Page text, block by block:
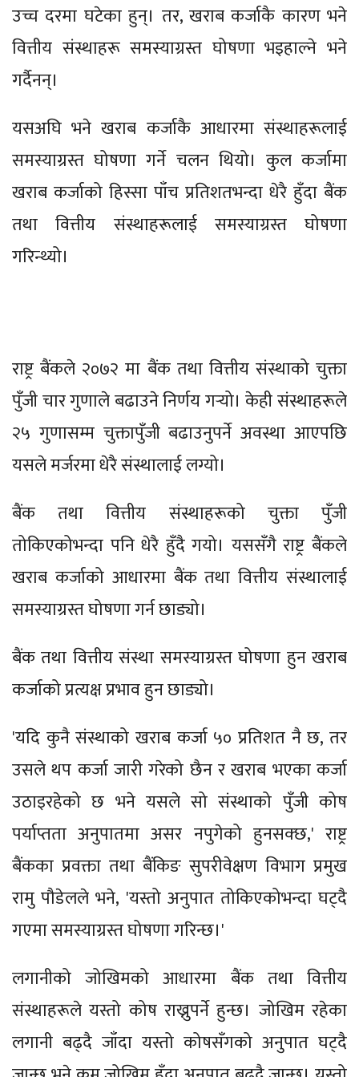
उच्च दरमा घटेका हुन्। तर, खराब कर्जाकै कारण भने
वित्तीय संस्थाहरू समस्याग्रस्त घोषणा भइहाल्ने भने
गर्दैनन्।
यसअघि भने खराब कर्जाकै आधारमा संस्थाहरूलाई
समस्याग्रस्त घोषणा गर्ने चलन थियो। कुल कर्जामा
खराब कर्जाको हिस्सा पाँच प्रतिशतभन्दा धेरै हुँदा बैंक
तथा वित्तीय संस्थाहरूलाई समस्याग्रस्त घोषणा
गरिन्थ्यो।
राष्ट्र बैंकले २०७२ मा बैंक तथा वित्तीय संस्थाको चुक्ता
पुँजी चार गुणाले बढाउने निर्णय गर्‍यो। केही संस्थाहरूले
२५ गुणासम्म चुक्तापुँजी बढाउनुपर्ने अवस्था आएपछि
यसले मर्जरमा धेरै संस्थालाई लग्यो।
बैंक तथा वित्तीय संस्थाहरूको चुक्ता पुँजी
तोकिएकोभन्दा पनि धेरै हुँदै गयो। यससँगै राष्ट्र बैंकले
खराब कर्जाको आधारमा बैंक तथा वित्तीय संस्थालाई
समस्याग्रस्त घोषणा गर्न छाड्यो।
बैंक तथा वित्तीय संस्था समस्याग्रस्त घोषणा हुन खराब
कर्जाको प्रत्यक्ष प्रभाव हुन छाड्यो।
'यदि कुनै संस्थाको खराब कर्जा ५० प्रतिशत नै छ, तर
उसले थप कर्जा जारी गरेको छैन र खराब भएका कर्जा
उठाइरहेको छ भने यसले सो संस्थाको पुँजी कोष
पर्याप्तता अनुपातमा असर नपुगेको हुनसक्छ,' राष्ट्र
बैंकका प्रवक्ता तथा बैंकिङ सुपरीवेक्षण विभाग प्रमुख
रामु पौडेलले भने, 'यस्तो अनुपात तोकिएकोभन्दा घट्दै
गएमा समस्याग्रस्त घोषणा गरिन्छ।'
लगानीको जोखिमको आधारमा बैंक तथा वित्तीय
संस्थाहरूले यस्तो कोष राख्नुपर्ने हुन्छ। जोखिम रहेका
लगानी बढ्दै जाँदा यस्तो कोषसँगको अनुपात घट्दै